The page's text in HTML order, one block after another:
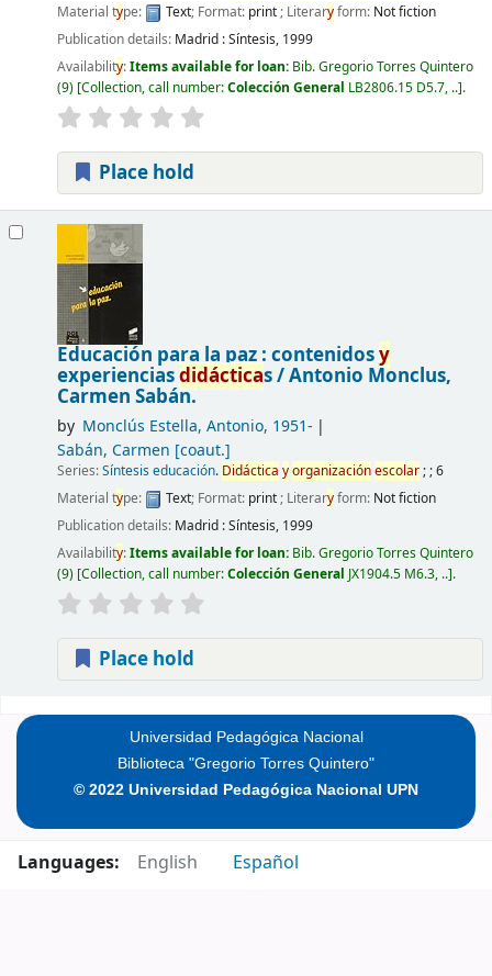
Material type: Text; Format: print; Literaryform: Not fiction
Publication details: Madrid :Síntesis, 1999
Availability:Items available for loan: Bib. Gregorio Torres Quintero
(9) Collection, call number:Colección General LB2806.15 D5.7, .. .
Place hold
Educación para la paz : contenidosy
experienciasdidácticas /Antonio Monclus,
Carmen Sabán.
by Monclús Estella, Antonio, 1951-
Sabán, Carmen [coaut.]
Series:Síntesis educación. Didáctica yorganizaciónescolar; ; 6
Material type: Text; Format: print; Literaryform: Not fiction
Publication details: Madrid :Síntesis, 1999
Availability:Items available for loan: Bib. Gregorio Torres Quintero
(9) Collection, call number:Colección General JX1904.5 M6.3, .. .
Place hold
Universidad Pedagógica Nacional
Biblioteca "Gregorio Torres Quintero"
© 2022 Universidad Pedagógica Nacional UPN
Languages: English Español